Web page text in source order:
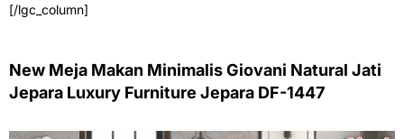
[/lgc_column]
New Meja Makan Minimalis Giovani Natural Jati
Jepara Luxury Furniture Jepara DF-1447